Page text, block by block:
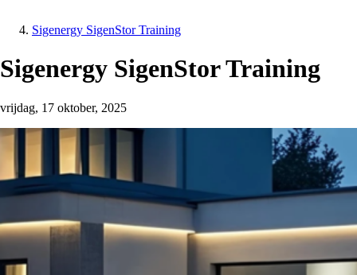
Sigenergy SigenStor Training
Sigenergy SigenStor Training
vrijdag, 17 oktober, 2025